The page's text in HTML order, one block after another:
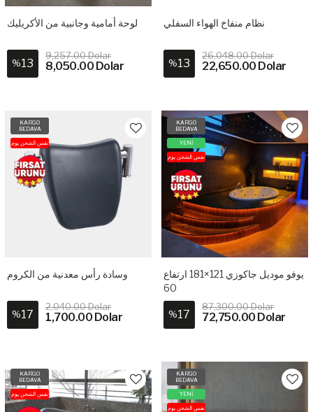
لوحة أمامية وجانبية من الأكريليك
%13
9,257.00 Dolar
8,050.00 Dolar
نظام منفاخ الهواء السفلي
%13
26,048.00 Dolar
22,650.00 Dolar
KARGO
BEDAVA
نفس الشحن يوم
وسادة رأس معدنية من الكروم
%17
2,040.00 Dolar
1,700.00 Dolar
KARGO
BEDAVA
YENİ
نفس الشحن يوم
يوفو موديل جاكوزي 121×181 ارتفاع
60
%17
87,300.00 Dolar
72,750.00 Dolar
KARGO
BEDAVA
نفس الشحن يوم
KARGO
BEDAVA
YENİ
نفس الشحن يوم